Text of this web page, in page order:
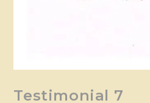
Testimonial 7